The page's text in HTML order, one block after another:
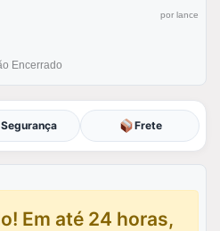
por lance
Encerrado
Segurança Frete
Em até 24 horas,